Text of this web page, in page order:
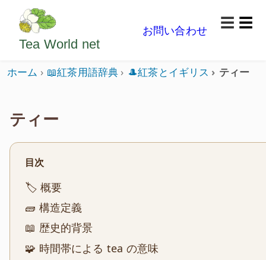
ようこそいらっしゃいました。どうぞごゆっくり楽
Tea World net
お問い合わせ
☰
ホーム 📖紅茶用語辞典 🎩紅茶とイギリス ティー
ティー
目次
🏷️ 概要
🧱 構造定義
📖 歴史的背景
🧩 時間帯による tea の意味